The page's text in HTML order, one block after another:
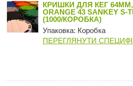
КРИШКИ ДЛЯ КЕГ 64ММ,
ORANGE 43 SANKEY
(1000/КОРОБКА)
Упаковка: Коробка
ПЕРЕГЛЯНУТИ